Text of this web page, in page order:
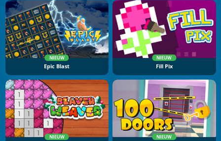
NIEUW
Epic Blast
NIEUW
Fill Pix
NIEUW NIEUW